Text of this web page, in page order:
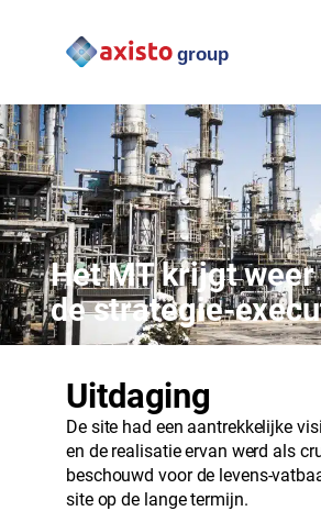
Het MT krijgt
de strategie-
Uitdaging
De site had een aantrekkelijke
en de realisatie ervan werd als
beschouwd voor de levens-
site op de lange termijn.